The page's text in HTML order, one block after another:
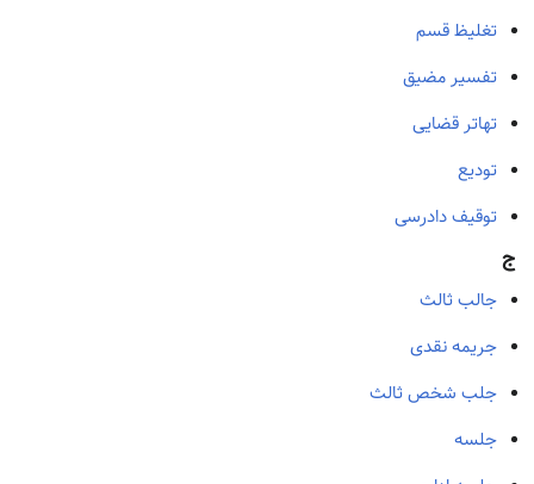
تغلیظ قسم
تفسیر مضیق
تهاتر قضایی
تودیع
توقیف دادرسی
ج
جالب ثالث
جریمه نقدی
جلب شخص ثالث
جلسه